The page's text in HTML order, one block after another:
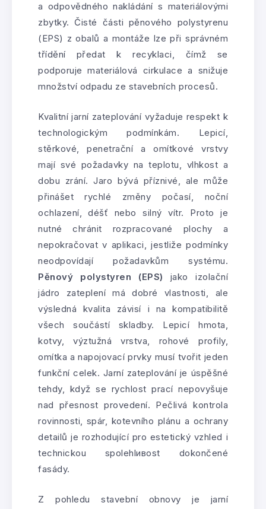
a odpovědného nakládání s materiálovými
zbytky. Čisté části pěnového polystyrenu
(EPS) z obalů a montáže lze při správném
třídění předat k recyklaci, čímž se
podporuje materiálová cirkulace a snižuje
množství odpadu ze stavebních procesů.
Kvalitní jarní zateplování vyžaduje respekt k
technologickým podmínkám. Lepicí,
stěrkové, penetrační a omítkové vrstvy
mají své požadavky na teplotu, vlhkost a
dobu zrání. Jaro bývá příznivé, ale může
přinášet rychlé změny počasí, noční
ochlazení, déšť nebo silný vítr. Proto je
nutné chránit rozpracované plochy a
nepokračovat v aplikaci, jestliže podmínky
neodpovídají požadavkům systému.
Pěnový polystyren (EPS) jako izolační
jádro zateplení má dobré vlastnosti, ale
výsledná kvalita závisí i na kompatibilitě
všech součástí skladby. Lepicí hmota,
kotvy, výztužná vrstva, rohové profily,
omítka a napojovací prvky musí tvořit jeden
funkční celek. Jarní zateplování je úspěšné
tehdy, když se rychlost prací nepovyšuje
nad přesnost provedení. Pečlivá kontrola
rovinnosti, spár, kotevního plánu a ochrany
detailů je rozhodující pro estetický vzhled i
technickou spolehlивost dokončené
fasády.
Z pohledu stavební obnovy je jarní